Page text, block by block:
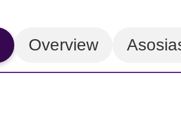
Overview